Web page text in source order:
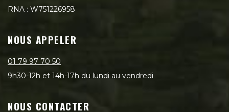
RNA : W751226958
NOUS APPELER
01 79 97 70 50
9h30-12h et 14h-17h du lundi au vendredi
NOUS CONTACTER